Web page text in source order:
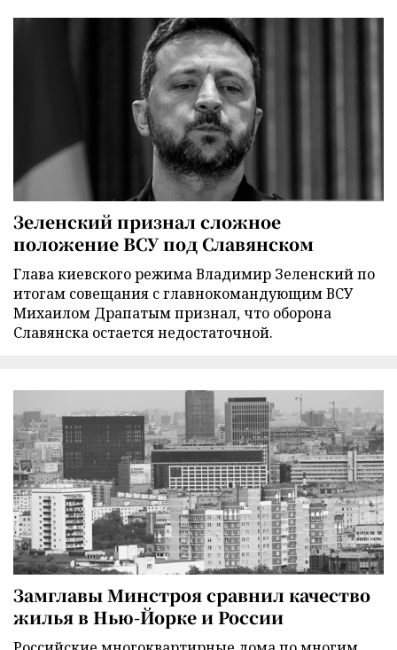
Зеленский признал сложное
положение ВСУ под Славянском
Глава киевского режима Владимир Зеленский по
итогам совещания с главнокомандующим ВСУ
Михаилом Драпатым признал, что оборона
Славянска остается недостаточной.
Замглавы Минстроя сравнил качество
жилья в Нью-Йорке и России